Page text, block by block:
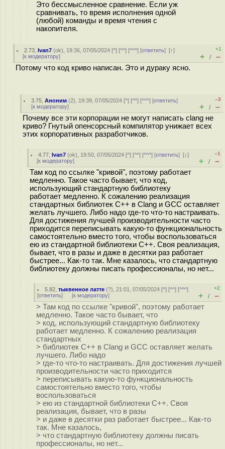
Это бессмысленное сравнение. Если уж
сравнивать, то время исполнения одной
(любой) команды и время чтения с
накопителя.
2.73 ,Ivan7 (ok), 19:36, 07/05/2024 [^] [^^] [^^^] [ответить][↑]
[к модератору]
+1
+ / –
Потому что код криво написан. Это и дураку ясно.
3.75 ,Аноним (2), 19:39, 07/05/2024 [^] [^^] [^^^] [ответить]
[к модератору]
–3
+ / –
Почему все эти корпорации не могут написать clang не
криво? Гнутый опенсорсный компилятор унижает всех
этих корпоративных разработчиков.
4.77 ,Ivan7 (ok), 19:50, 07/05/2024 [^] [^^] [^^^] [ответить][↓]
[к модератору]
–1
+ / –
Там код по ссылке "кривой", поэтому работает
медленно. Такое часто бывает, что код,
использующий стандартную библиотеку
работает медленно. К сожалению реализация
стандартных библиотек С++ в Clang и GCC оставляет
желать лучшего. Либо надо где-то что-то настраивать.
Для достижения лучшей производительности часто
приходится переписывать какую-то функциональность
самостоятельно вместо того, чтобы воспользоваться
ею из стандартной библиотеки С++. Своя реализация,
бывает, что в разы и даже в десятки раз работает
быстрее... Как-то так. Мне казалось, что стандартную
библиотеку должны писать профессионалы, но нет...
5.82 ,тыквенное латте (?), 21:01, 07/05/2024 [^] [^^] [^^^]
[ответить] [к модератору]
+2
+ / –
> Там код по ссылке "кривой", поэтому работает
медленно. Такое часто бывает, что
> код, использующий стандартную библиотеку
работает медленно. К сожалению реализация
стандартных
> библиотек С++ в Clang и GCC оставляет желать
лучшего. Либо надо
> где-то что-то настраивать. Для достижения лучшей
производительности часто приходится
> переписывать какую-то функциональность
самостоятельно вместо того, чтобы
воспользоваться
> ею из стандартной библиотеки С++. Своя
реализация, бывает, что в разы
> и даже в десятки раз работает быстрее... Как-то
так. Мне казалось,
> что стандартную библиотеку должны писать
профессионалы, но нет...